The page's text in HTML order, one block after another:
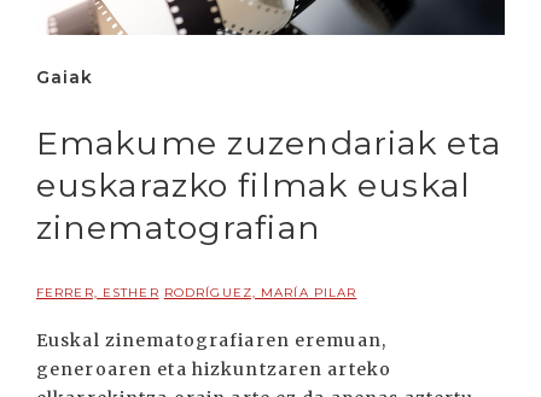
Gaiak
Emakume zuzendariak eta
euskarazko filmak euskal
zinematografian
FERRER, ESTHER RODRÍGUEZ, MARÍA PILAR
Euskal zinematografiaren eremuan,
generoaren eta hizkuntzaren arteko